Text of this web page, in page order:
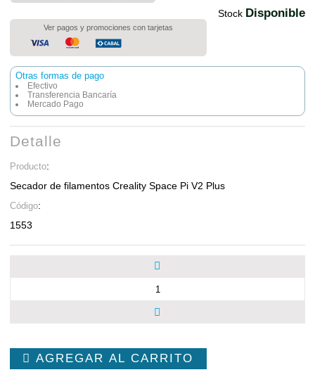
Stock Disponible
Ver pagos y promociones con tarjetas
Otras formas de pago
Efectivo
Transferencia Bancaría
Mercado Pago
Detalle
Producto:
Secador de filamentos Creality Space Pi V2 Plus
Código:
1553
AGREGAR AL CARRITO